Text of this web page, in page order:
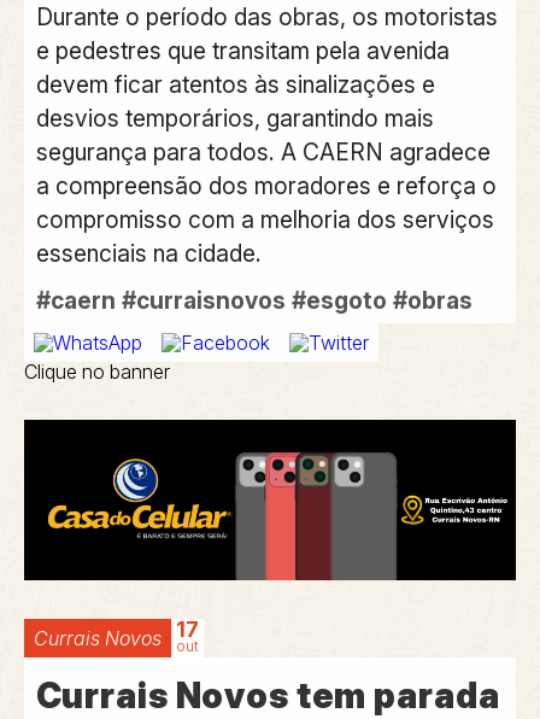
Durante o período das obras, os motoristas
e pedestres que transitam pela avenida
devem ficar atentos às sinalizações e
desvios temporários, garantindo mais
segurança para todos. A CAERN agradece
a compreensão dos moradores e reforça o
compromisso com a melhoria dos serviços
essenciais na cidade.
#caern #curraisnovos #esgoto #obras
Clique no banner
Currais Novos 17
out
Currais Novos tem parada